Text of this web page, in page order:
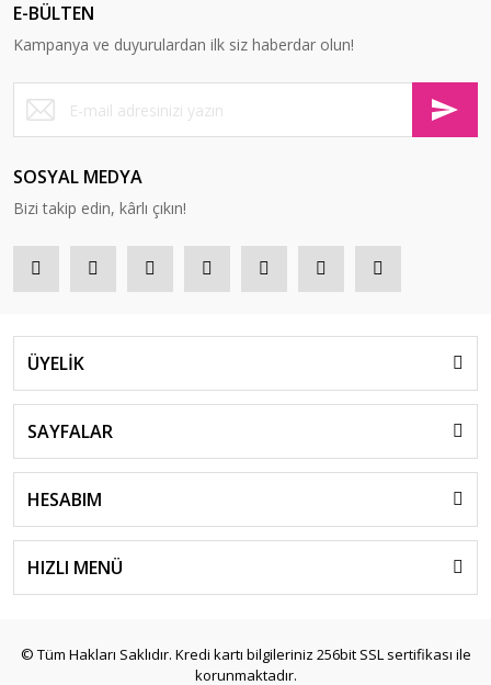
E-BÜLTEN
Kampanya ve duyurulardan ilk siz haberdar olun!
SOSYAL MEDYA
Bizi takip edin, kârlı çıkın!
ÜYELİK
SAYFALAR
HESABIM
HIZLI MENÜ
© Tüm Hakları Saklıdır. Kredi kartı bilgileriniz 256bit SSL sertifikası ile
korunmaktadır.